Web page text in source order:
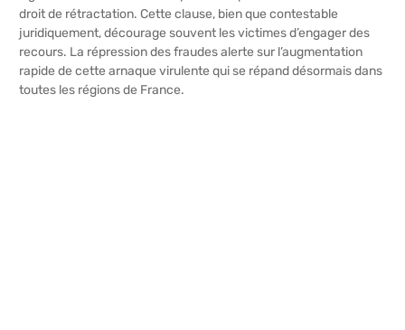
droit de rétractation. Cette clause, bien que contestable
juridiquement, décourage souvent les victimes d’engager des
recours. La répression des fraudes alerte sur l’augmentation
rapide de cette arnaque virulente qui se répand désormais dans
toutes les régions de France.